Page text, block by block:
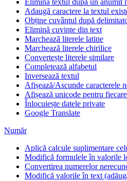
Elimină textul după un anumit
Adaugă caractere la textul
Obține cuvântul după
Elimină cuvinte din text
Marchează literele latine
Marchează literele chirilice
Convertește literele similare
Completează alfabetul
Inversează textul
Afișează/Ascunde caracterele
Afișează unicode pentru
Înlocuiește datele private
Google Translate
Număr
Aplică calcule suplimentare
Modifică formulele în valorile
Convertirea numerelor
Modifică valorile în text